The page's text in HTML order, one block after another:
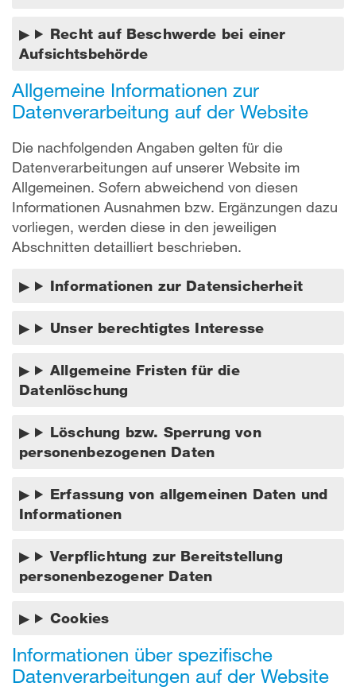
Recht auf Beschwerde bei einer
Aufsichtsbehörde
Allgemeine Informationen zur
Datenverarbeitung auf der Website
Die nachfolgenden Angaben gelten für die
Datenverarbeitungen auf unserer Website im
Allgemeinen. Sofern abweichend von diesen
Informationen Ausnahmen bzw. Ergänzungen dazu
vorliegen, werden diese in den jeweiligen
Abschnitten detailliert beschrieben.
Informationen zur Datensicherheit
Unser berechtigtes Interesse
Allgemeine Fristen für die
Datenlöschung
Löschung bzw. Sperrung von
personenbezogenen Daten
Erfassung von allgemeinen Daten und
Informationen
Verpflichtung zur Bereitstellung
personenbezogener Daten
Cookies
Informationen über spezifische
Datenverarbeitungen auf der Website